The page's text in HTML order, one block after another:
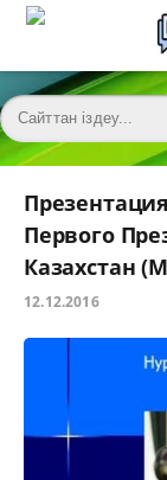
Первого
Казахстан
12.12.2016